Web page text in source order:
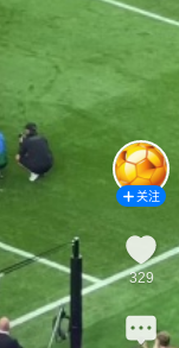
关注
329